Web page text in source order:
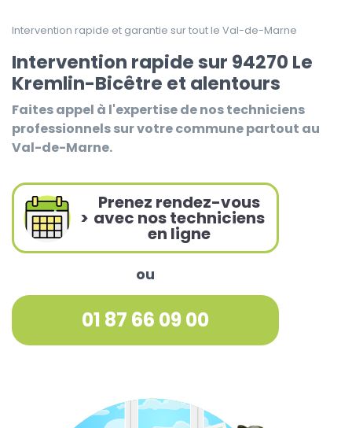
Intervention rapide et garantie sur tout le Val-de-Marne
Intervention rapide sur 94270 Le
Kremlin-Bicêtre et alentours
Faites appel à l'expertise de nos techniciens
professionnels sur votre commune partout au
Val-de-Marne.
>
Prenez rendez-vous
avec nos techniciens
en ligne
ou
01 87 66 09 00